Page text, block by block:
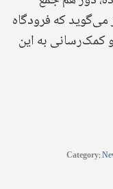
می‌گوید که فرودگاه
کمک‌رسانی به این
Category: